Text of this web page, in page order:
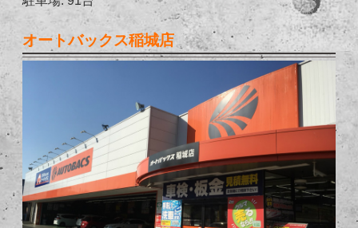
オートバックス稲城店